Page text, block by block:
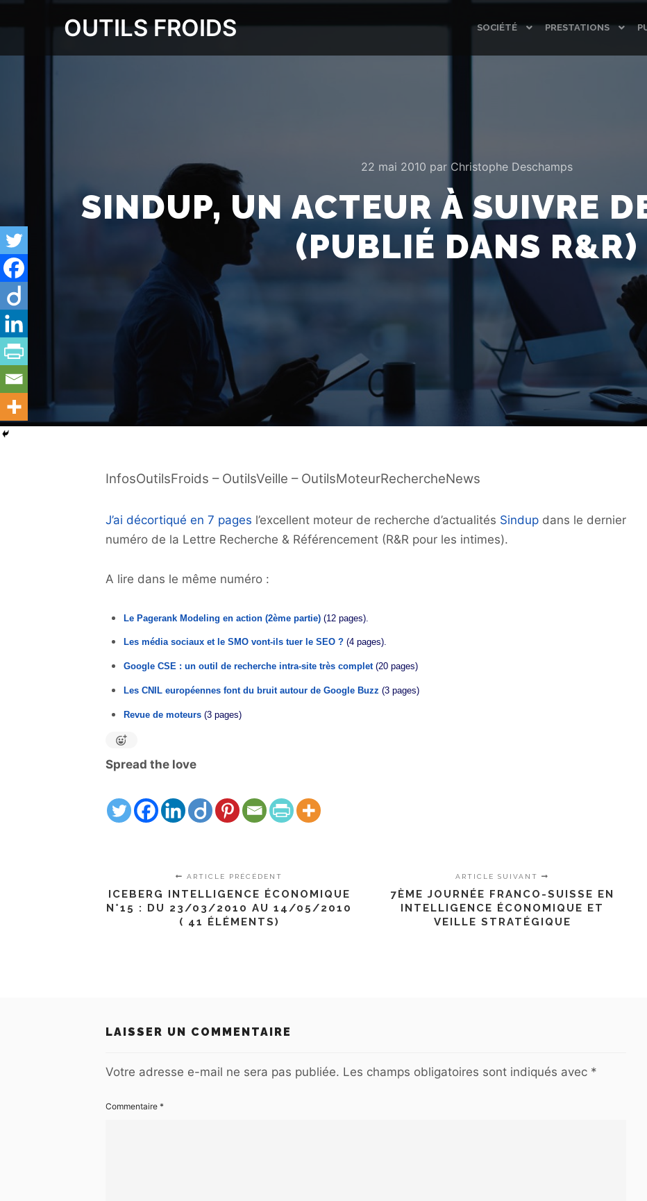
OUTILS FROIDS SOCIÉTÉ PRESTATIONS
22 mai 2010 par Christophe Deschamps
SINDUP, UN ACTEUR À SUIVRE
(PUBLIÉ DANS R&R)
InfosOutilsFroids – OutilsVeille – OutilsMoteurRechercheNews
J’ai décortiqué en 7 pages l’excellent moteur de recherche d’actualités Sindup dans le dernier
numéro de la Lettre Recherche & Référencement (R&R pour les intimes).
A lire dans le même numéro :
Le Pagerank Modeling en action (2ème partie)(12 pages).
Les média sociaux et le SMO vont-ils tuer le SEO ?(4 pages).
Google CSE : un outil de recherche intra-site très complet(20 pages)
Les CNIL européennes font du bruit autour de Google Buzz (3 pages)
Revue de moteurs(3 pages)
Spread the love
ARTICLE PRÉCÉDENT
ICEBERG INTELLIGENCE ÉCONOMIQUE
N°15 : DU 23/03/2010 AU 14/05/2010
( 41 ÉLÉMENTS)
ARTICLE SUIVANT
7ÈME JOURNÉE FRANCO-SUISSE EN
INTELLIGENCE ÉCONOMIQUE ET
VEILLE STRATÉGIQUE
LAISSER UN COMMENTAIRE
Votre adresse e-mail ne sera pas publiée. Les champs obligatoires sont indiqués avec *
Commentaire *